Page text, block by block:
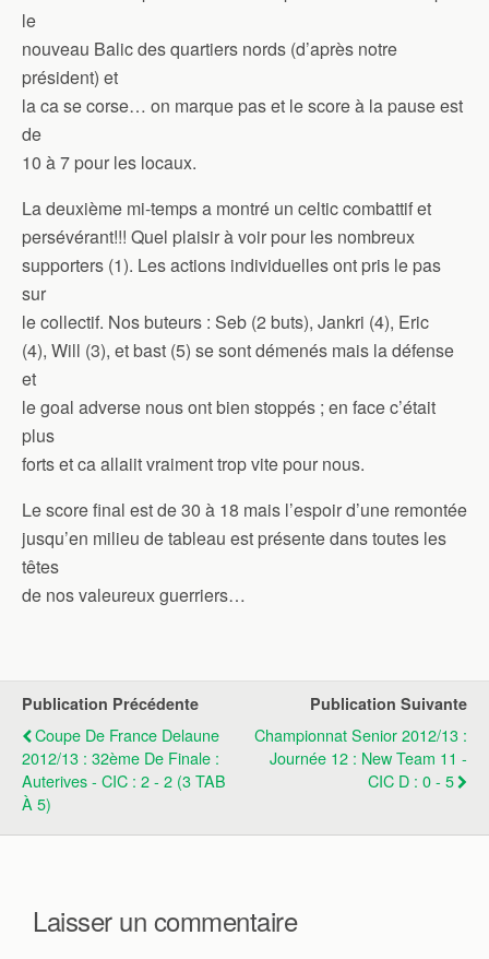
le
nouveau Balic des quartiers nords (d’après notre
président) et
la ca se corse… on marque pas et le score à la pause est
de
10 à 7 pour les locaux.
La deuxième mi-temps a montré un celtic combattif et
persévérant!!! Quel plaisir à voir pour les nombreux
supporters (1). Les actions individuelles ont pris le pas
sur
le collectif. Nos buteurs : Seb (2 buts), Jankri (4), Eric
(4), Will (3), et bast (5) se sont démenés mais la défense
et
le goal adverse nous ont bien stoppés ; en face c’était
plus
forts et ca allaiit vraiment trop vite pour nous.
Le score final est de 30 à 18 mais l’espoir d’une remontée
jusqu’en milieu de tableau est présente dans toutes les
têtes
de nos valeureux guerriers…
Publication Précédente
Coupe De France Delaune
2012/13 : 32ème De Finale :
Auterives - CIC : 2 - 2 (3 TAB
À 5)
Publication Suivante
Championnat Senior 2012/13 :
Journée 12 : New Team 11 -
CIC D : 0 - 5
Laisser un commentaire